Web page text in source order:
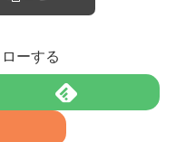
ーする